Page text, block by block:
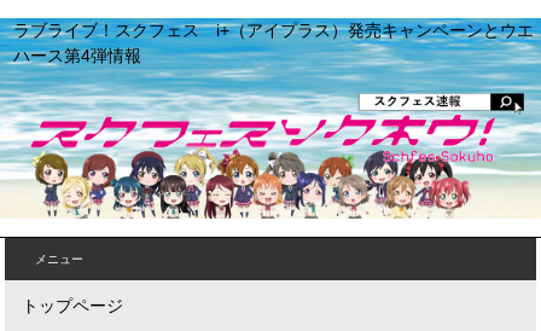
ラブライブ！スクフェス i+（アイプラス）発売キャンペーンとウエ
ハース第4弾情報
メニュー
トップページ